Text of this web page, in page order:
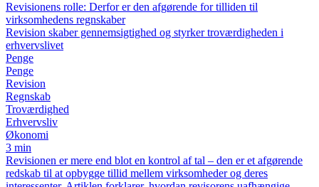
Revisionens rolle: Derfor er den afgørende for tilliden til
virksomhedens regnskaber
Revision skaber gennemsigtighed og styrker troværdigheden i
erhvervslivet
Penge
Penge
Revision
Regnskab
Troværdighed
Erhvervsliv
Økonomi
3 min
Revisionen er mere end blot en kontrol af tal – den er et afgørende
redskab til at opbygge tillid mellem virksomheder og deres